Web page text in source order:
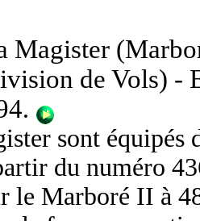
Magister
de Vols) -
.
sont équipés
du numéro
le Marboré II à